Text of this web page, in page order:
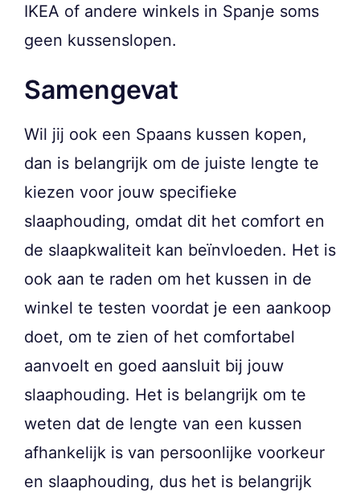
IKEA of andere winkels in Spanje soms
geen kussenslopen.
Samengevat
Wil jij ook een Spaans kussen kopen,
dan is belangrijk om de juiste lengte te
kiezen voor jouw specifieke
slaaphouding, omdat dit het comfort en
de slaapkwaliteit kan beïnvloeden. Het is
ook aan te raden om het kussen in de
winkel te testen voordat je een aankoop
doet, om te zien of het comfortabel
aanvoelt en goed aansluit bij jouw
slaaphouding. Het is belangrijk om te
weten dat de lengte van een kussen
afhankelijk is van persoonlijke voorkeur
en slaaphouding, dus het is belangrijk